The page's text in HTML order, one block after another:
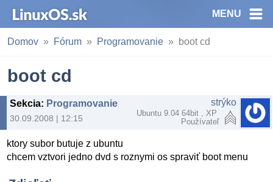
MENU
Domov Fórum Programovanie boot cd
boot cd
Sekcia: Programovanie
30.09.2008 | 12:15
strýko
Ubuntu 9.04 64bit , XP
Používateľ
ktory subor butuje z ubuntu
chcem vztvori jedno dvd s roznymi os spraviť boot menu